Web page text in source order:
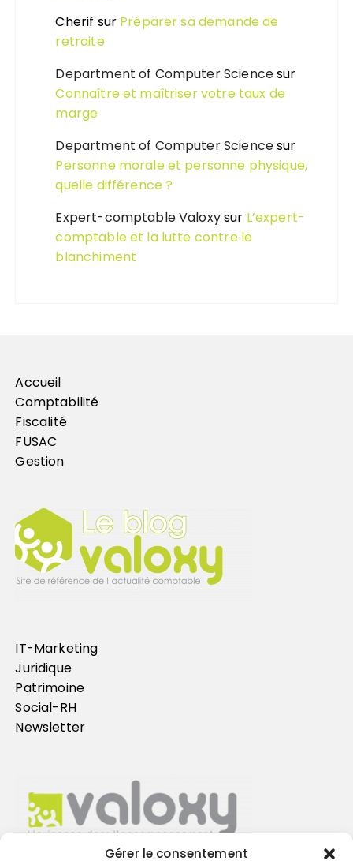
Gérer le consentement
Cherif sur Préparer sa demande de
retraite
Department of Computer Sciencesur
Connaître et maîtriser votre taux de
marge
Department of Computer Sciencesur
Personne morale et personne physique,
quelle différence ?
Expert-comptable Valoxysur L’expert-
comptable et la lutte contre le
blanchiment
Accueil
Comptabilité
Fiscalité
FUSAC
Gestion
IT-Marketing
Juridique
Patrimoine
Social-RH
Newsletter